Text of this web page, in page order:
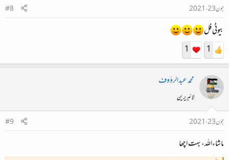
جون 23، 2021
#8
بیوٹی فل
1
1
محمد عبدالرؤوف
لائبریرین
جون 23، 2021
#9
ماشاءاللہ، بہت اچھا